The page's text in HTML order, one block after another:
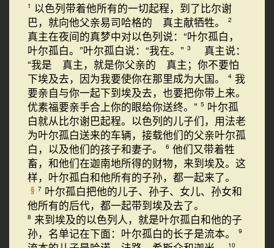
1 以色列带着他所有的一切起程，到了比尔谢
巴，就向他父亲易司哈格的 真主献牺牲。
2
真主在夜间的真梦中对以色列说：“叶尔孤白，
叶尔孤白。”叶尔孤白说：“我在。” 3
真主说：
“我是 真主，就是你父亲的 真主；你不要怕
下埃及去，因为我要使你在那里成为大国。
4 我
要亲自与你一起下到埃及去，也要把你带上来。
优素福要亲手合上你的眼给你送终。” 5 叶尔孤
白就从比尔谢巴起程。以色列的儿子们，用法老
为叶尔孤白送来的车辆，接载他们的父亲叶尔孤
白，以及他们的孩子和妻子。
6 他们又带着牲
畜，和他们在迦南地所得的财物，来到埃及。这
样，叶尔孤白和他所有的子孙，都一起来了。
§ 7 叶尔孤白把他的儿子、孙子、女儿、孙女和
他所有的后代，都一起带到埃及去了。
8 来到埃及的以色列人，就是叶尔孤白和他的子
孙，名单记在下面：叶尔孤白的长子是流本。
9
10